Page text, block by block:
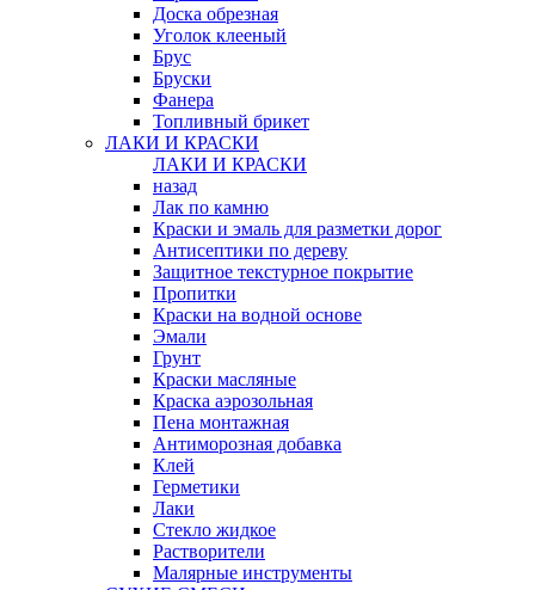
Доска обрезная
Уголок клееный
Брус
Бруски
Фанера
Топливный брикет
ЛАКИ И КРАСКИ
ЛАКИ И КРАСКИ
назад
Лак по камню
Краски и эмаль для разметки дорог
Антисептики по дереву
Защитное текстурное покрытие
Пропитки
Краски на водной основе
Эмали
Грунт
Краски масляные
Краска аэрозольная
Пена монтажная
Антиморозная добавка
Клей
Герметики
Лаки
Стекло жидкое
Растворители
Малярные инструменты